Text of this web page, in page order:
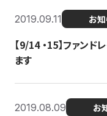
2019.09.11 お
【9/14 ・15】ファンド
ます
2019.08.09 お